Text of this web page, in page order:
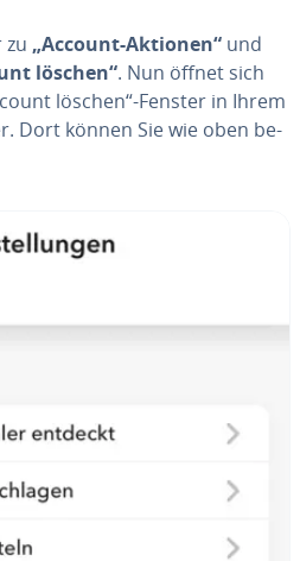
zu „Account-Aktionen“ und
löschen“. Nun öffnet sich
löschen“-Fenster in Ihrem
Dort können Sie wie oben be­